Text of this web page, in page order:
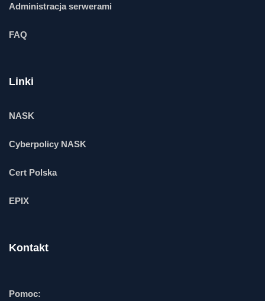
Administracja serwerami
FAQ
Linki
NASK
Cyberpolicy NASK
Cert Polska
EPIX
Kontakt
Pomoc: